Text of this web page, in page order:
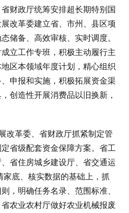
财政厅统筹安排超长期特别国
改革委建立省、市州、县区项
储备、高效审核、实时调度。
立工作专班，积极主动履行主
区本领域年度计划，精心组织
申报和实施，积极拓展资金渠
创造性开展消费品以旧换新，
改革委、省财政厅抓紧制定管
省级配套资金保障方案。省工
省住房城乡建设厅、省交通运
底、核实数据的基础上，抓
，明确任务名录、范围标准、
农业农村厅做好农业机械报废